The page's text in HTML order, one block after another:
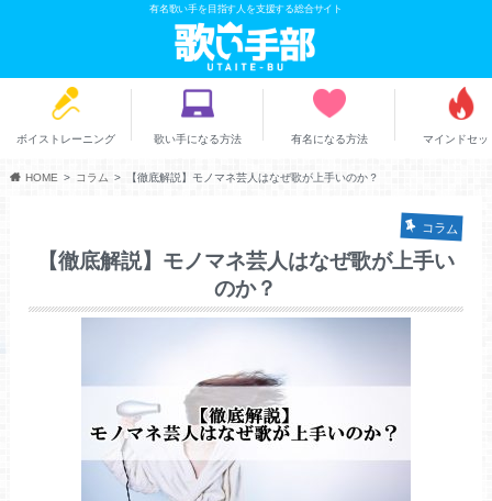
有名歌い手を目指す人を支援する総合サイト
ボイストレーニング 歌い手になる方法 有名になる方法 マインドセッ
HOME コラム 【徹底解説】モノマネ芸人はなぜ歌が上手いのか？
コラム
【徹底解説】モノマネ芸人はなぜ歌が上手い
のか？